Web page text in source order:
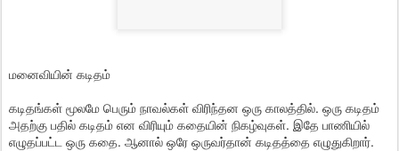
மனைவியின் கடிதம்
கடிதங்கள் மூலமே பெரும் நாவல்கள் விரிந்தன ஒரு காலத்தில். ஒரு கடிதம்
அதற்கு பதில் கடிதம் என விரியும் கதையின் நிகழ்வுகள். இதே பாணியில்
எழுதப்பட்ட ஒரு கதை. ஆனால் ஒரே ஒருவர்தான் கடிதத்தை எழுதுகிறார்.